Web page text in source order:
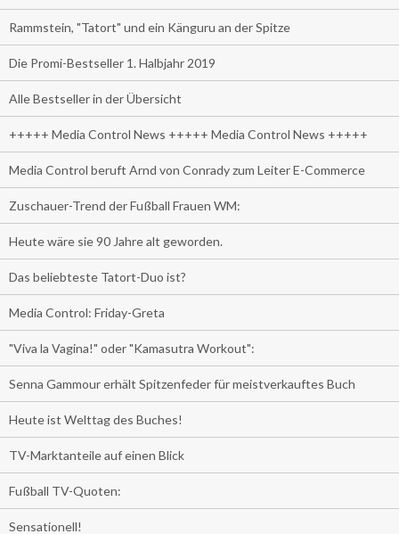
Rammstein, "Tatort" und ein Känguru an der Spitze
Die Promi-Bestseller 1. Halbjahr 2019
Alle Bestseller in der Übersicht
+++++ Media Control News +++++ Media Control News +++++
Media Control beruft Arnd von Conrady zum Leiter E-Commerce
Zuschauer-Trend der Fußball Frauen WM:
Heute wäre sie 90 Jahre alt geworden.
Das beliebteste Tatort-Duo ist?
Media Control: Friday-Greta
"Viva la Vagina!" oder "Kamasutra Workout":
Senna Gammour erhält Spitzenfeder für meistverkauftes Buch
Heute ist Welttag des Buches!
TV-Marktanteile auf einen Blick
Fußball TV-Quoten:
Sensationell!